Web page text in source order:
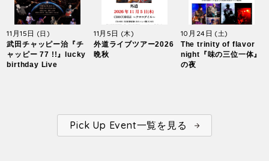
11月15日 (日)
武田チャッピー治『チ
ャッピー 77 !!』lucky
birthday Live
11月5日 (木)
外道ライブツアー2026
晩秋
10月24日 (土)
The trinity of flavor
night『味の三位一体』
の夜
Pick Up Event一覧を見る